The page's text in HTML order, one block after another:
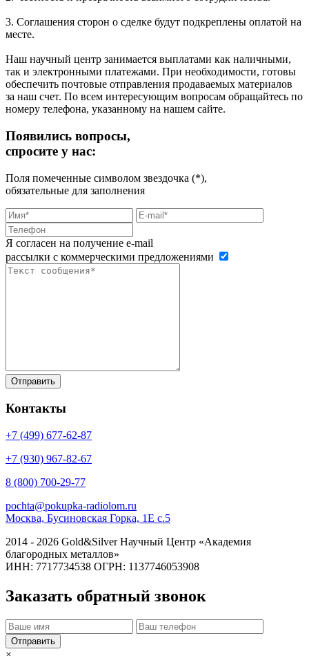
3. Соглашения сторон о сделке будут подкреплены оплатой на
месте.
Наш научный центр занимается выплатами как наличными,
так и электронными платежами. При необходимости, готовы
обеспечить почтовые отправления продаваемых материалов
за наш счет. По всем интересующим вопросам обращайтесь по
номеру телефона, указанному на нашем сайте.
Появились вопросы,
спросите у нас:
Поля помеченные символом звездочка (*),
обязательные для заполнения
Я согласен на получение e-mail
рассылки с коммерческими предложениями
Контакты
+7 (499) 677-62-87
+7 (930) 967-82-67
8 (800) 700-29-77
pochta@pokupka-radiolom.ru
Москва, Бусиновская Горка, 1Е с.5
2014 - 2026 Gold&Silver Научный Центр «Академия
благородных металлов»
ИНН: 7717734538 ОГРН: 1137746053908
Заказать обратный звонок